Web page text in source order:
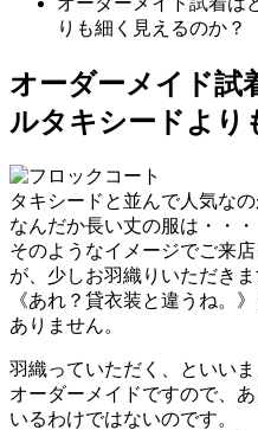
りも細く見えるのか？
オーダーメイド試
ルタキシードより
タキシードと並んで人気な
なんだか長い丈の服は・・・
そのようなイメージでご来
が、少しお羽織りいただきま
《あれ？貸衣装と違うね。
ありません。
羽織っていただく、といい
オーダーメイドですので、
いるわけではないのです。